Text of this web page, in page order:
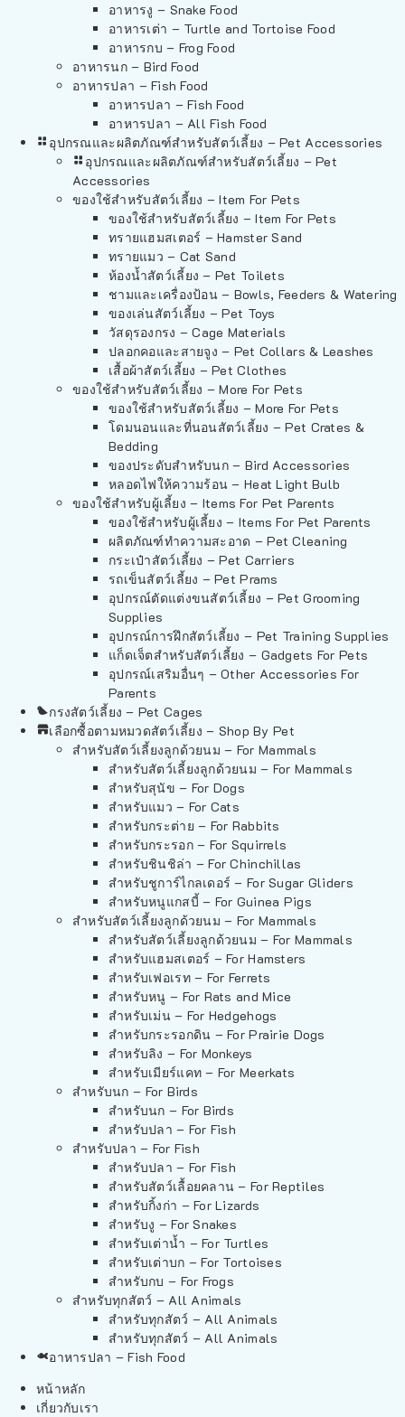
อาหารงู – Snake Food
อาหารเต่า – Turtle and Tortoise Food
อาหารกบ – Frog Food
อาหารนก – Bird Food
อาหารปลา – Fish Food
อาหารปลา – Fish Food
อาหารปลา – All Fish Food
อุปกรณและผลิตภัณฑ์สำหรับสัตว์เลี้ยง – Pet Accessories
อุปกรณและผลิตภัณฑ์สำหรับสัตว์เลี้ยง – Pet
Accessories
ของใช้สำหรับสัตว์เลี้ยง – Item For Pets
ของใช้สำหรับสัตว์เลี้ยง – Item For Pets
ทรายแฮมสเตอร์ – Hamster Sand
ทรายแมว – Cat Sand
ห้องน้ำสัตว์เลี้ยง – Pet Toilets
ชามและเครื่องป้อน – Bowls, Feeders & Watering
ของเล่นสัตว์เลี้ยง – Pet Toys
วัสดุรองกรง – Cage Materials
ปลอกคอและสายจูง – Pet Collars & Leashes
เสื้อผ้าสัตว์เลี้ยง – Pet Clothes
ของใช้สำหรับสัตว์เลี้ยง – More For Pets
ของใช้สำหรับสัตว์เลี้ยง – More For Pets
โดมนอนและที่นอนสัตว์เลี้ยง – Pet Crates &
Bedding
ของประดับสำหรับนก – Bird Accessories
หลอดไฟให้ความร้อน – Heat Light Bulb
ของใช้สำหรับผู้เลี้ยง – Items For Pet Parents
ของใช้สำหรับผู้เลี้ยง – Items For Pet Parents
ผลิตภัณฑ์ทำความสะอาด – Pet Cleaning
กระเป๋าสัตว์เลี้ยง – Pet Carriers
รถเข็นสัตว์เลี้ยง – Pet Prams
อุปกรณ์ตัดแต่งขนสัตว์เลี้ยง – Pet Grooming
Supplies
อุปกรณ์การฝึกสัตว์เลี้ยง – Pet Training Supplies
แก็ดเจ็ตสำหรับสัตว์เลี้ยง – Gadgets For Pets
อุปกรณ์เสริมอื่นๆ – Other Accessories For
Parents
กรงสัตว์เลี้ยง – Pet Cages
เลือกซื้อตามหมวดสัตว์เลี้ยง – Shop By Pet
สำหรับสัตว์เลี้ยงลูกด้วยนม – For Mammals
สำหรับสัตว์เลี้ยงลูกด้วยนม – For Mammals
สำหรับสุนัข – For Dogs
สำหรับแมว – For Cats
สำหรับกระต่าย – For Rabbits
สำหรับกระรอก – For Squirrels
สำหรับชินชิล่า – For Chinchillas
สำหรับชูการ์ไกลเดอร์ – For Sugar Gliders
สำหรับหนูแกสบี้ – For Guinea Pigs
สำหรับสัตว์เลี้ยงลูกด้วยนม – For Mammals
สำหรับสัตว์เลี้ยงลูกด้วยนม – For Mammals
สำหรับแฮมสเตอร์ – For Hamsters
สำหรับเฟอเรท – For Ferrets
สำหรับหนู – For Rats and Mice
สำหรับเม่น – For Hedgehogs
สำหรับกระรอกดิน – For Prairie Dogs
สำหรับลิง – For Monkeys
สำหรับเมียร์แคท – For Meerkats
สำหรับนก – For Birds
สำหรับนก – For Birds
สำหรับปลา – For Fish
สำหรับปลา – For Fish
สำหรับปลา – For Fish
สำหรับสัตว์เลื้อยคลาน – For Reptiles
สำหรับกิ้งก่า – For Lizards
สำหรับงู – For Snakes
สำหรับเต่าน้ำ – For Turtles
สำหรับเต่าบก – For Tortoises
สำหรับกบ – For Frogs
สำหรับทุกสัตว์ – All Animals
สำหรับทุกสัตว์ – All Animals
สำหรับทุกสัตว์ – All Animals
อาหารปลา – Fish Food
หน้าหลัก
เกี่ยวกับเรา